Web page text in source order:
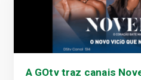
A GOtv traz canais